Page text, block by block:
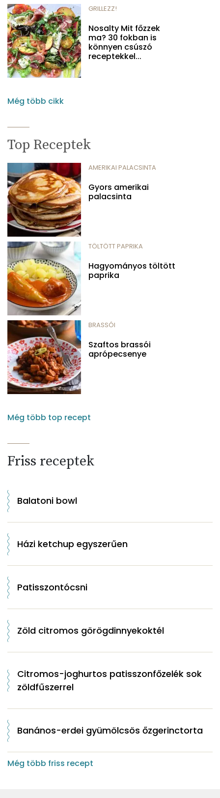
GRILLEZZ!
Nosalty Mit főzzek
ma? 30 fokban is
könnyen csúszó
receptekkel...
Még több cikk
Top Receptek
AMERIKAI PALACSINTA
Gyors amerikai
palacsinta
TÖLTÖTT PAPRIKA
Hagyományos töltött
paprika
BRASSÓI
Szaftos brassói
aprópecsenye
Még több top recept
Friss receptek
Balatoni bowl
Házi ketchup egyszerűen
Patisszontócsni
Zöld citromos görögdinnyekoktél
Citromos-joghurtos patisszonfőzelék sok
zöldfűszerrel
Banános-erdei gyümölcsös őzgerinctorta
Még több friss recept